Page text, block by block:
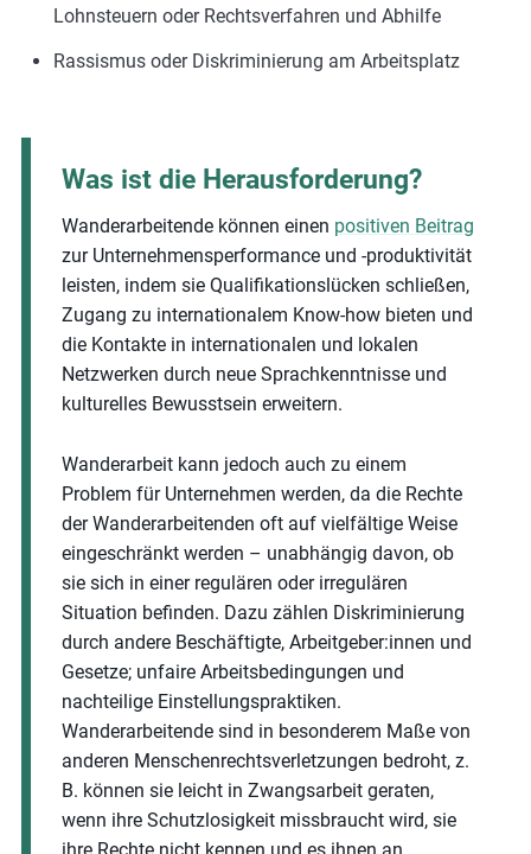
Lohnsteuern oder Rechtsverfahren und Abhilfe
Rassismus oder Diskriminierung am Arbeitsplatz
Was ist die Herausforderung?
Wanderarbeitende können einen positiven Beitrag
zur Unternehmensperformance und -produktivität
leisten, indem sie Qualifikationslücken schließen,
Zugang zu internationalem Know-how bieten und
die Kontakte in internationalen und lokalen
Netzwerken durch neue Sprachkenntnisse und
kulturelles Bewusstsein erweitern.
Wanderarbeit kann jedoch auch zu einem
Problem für Unternehmen werden, da die Rechte
der Wanderarbeitenden oft auf vielfältige Weise
eingeschränkt werden – unabhängig davon, ob
sie sich in einer regulären oder irregulären
Situation befinden. Dazu zählen Diskriminierung
durch andere Beschäftigte, Arbeitgeber:innen und
Gesetze; unfaire Arbeitsbedingungen und
nachteilige Einstellungspraktiken.
Wanderarbeitende sind in besonderem Maße von
anderen Menschenrechtsverletzungen bedroht, z.
B. können sie leicht in Zwangsarbeit geraten,
wenn ihre Schutzlosigkeit missbraucht wird, sie